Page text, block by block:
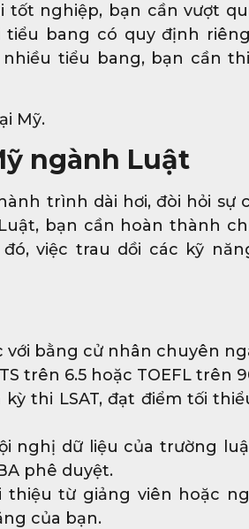
tốt nghiệp, bạn cần vượt
tiểu bang có quy định
tiểu bang, bạn cần
Mỹ.
ngành Luật
trình dài hơi, đòi hỏi sự
bạn cần hoàn thành
việc trau dồi các kỹ
với bằng cử nhân chuyên
trên 6.5 hoặc TOEFL trên
thi LSAT, đạt điểm tối
nghị dữ liệu của trường
phê duyệt.
thiệu từ giảng viên hoặc
của bạn.